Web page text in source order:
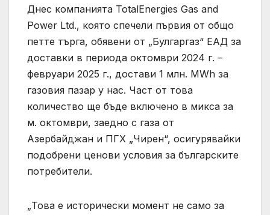
Днес компанията TotalEnergies Gas and
Power Ltd., която спечели първия от общо
петте търга, обявени от „Булгаргаз“ ЕАД за
доставки в периода октомври 2024 г. –
февруари 2025 г., достави 1 млн. MWh за
газовия пазар у нас. Част от това
количество ще бъде включено в микса за
м. октомври, заедно с газа от
Азербайджан и ПГХ „Чирен“, осигурявайки
подобрени ценови условия за българските
потребители.
„Това е исторически момент не само за